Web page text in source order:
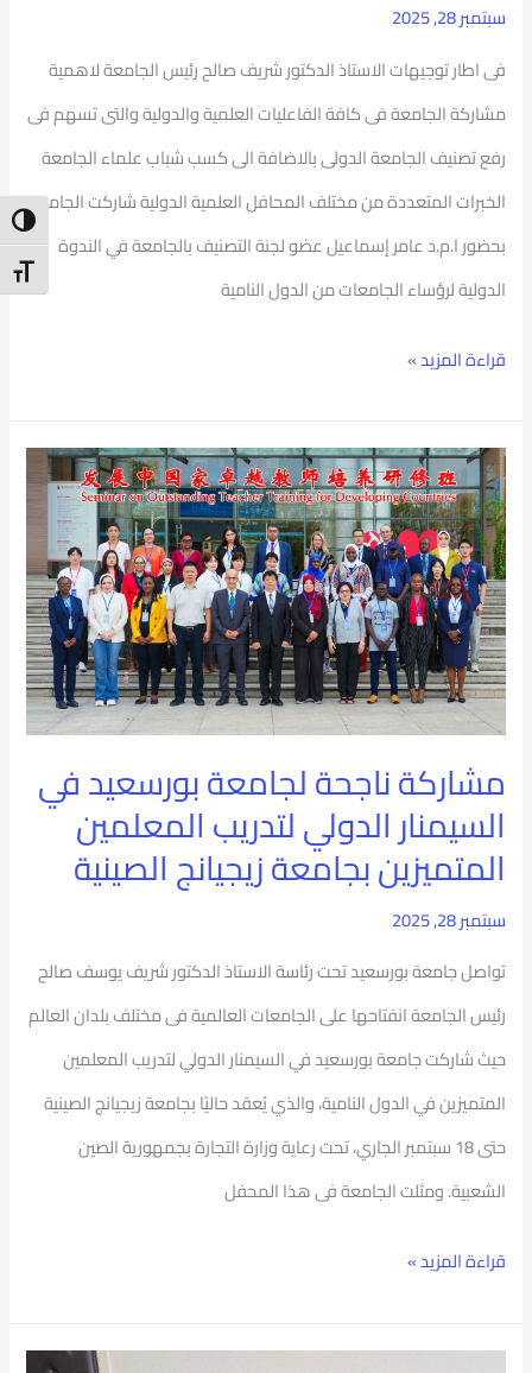
سبتمبر 28, 2025
فى اطار توجيهات الاستاذ الدكتور شريف صالح رئيس الجامعة لاهمية
مشاركة الجامعة فى كافة الفاعليات العلمية والدولية والتى تسهم فى
رفع تصنيف الجامعة الدولى بالاضافة الى كسب شباب علماء الجامعة
الخبرات المتعددة من مختلف المحافل العلمية الدولية شاركت الجامعة
بحضور ا.م.د عامر إسماعيل عضو لجنة التصنيف بالجامعة في الندوة
الدولية لرؤساء الجامعات من الدول النامية
عقدت
تحت
رعاية
سفارة
ووزارة
التجارة
الصينية
قراءة المزيد »
مشاركة ناجحة لجامعة بورسعيد في
السيمنار الدولي لتدريب المعلمين
المتميزين بجامعة زيجيانج الصينية
سبتمبر 28, 2025
تواصل جامعة بورسعيد تحت رئاسة الاستاذ الدكتور شريف يوسف صالح
رئيس الجامعة انفتاحها على الجامعات العالمية فى مختلف بلدان العالم
حيث شاركت جامعة بورسعيد في السيمنار الدولي لتدريب المعلمين
المتميزين في الدول النامية، والذي يُعقد حاليًا بجامعة زيجيانج الصينية
حتى 18 سبتمبر الجاري، تحت رعاية وزارة التجارة بجمهورية الصين
الشعبية. ومثلت الجامعة فى هذا المحفل
مشاركة
ناجحة
لجامعة
بورسعيد
في
السيمنار
الدولي
لتدريب
المعلمين
المتميزين
بجامعة
قراءة المزيد »